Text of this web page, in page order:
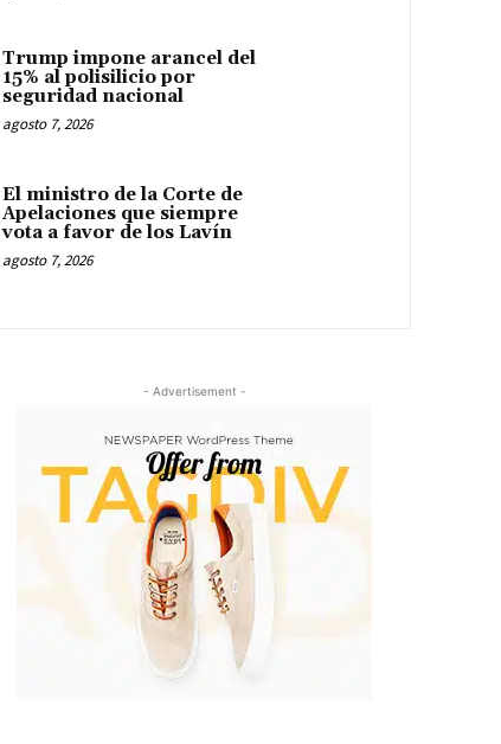
Trump impone arancel del
15% al polisilicio por
seguridad nacional
agosto 7, 2026
El ministro de la Corte de
Apelaciones que siempre
vota a favor de los Lavín
agosto 7, 2026
- Advertisement -